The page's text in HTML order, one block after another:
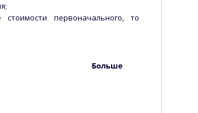
первоначального, то